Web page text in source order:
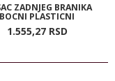
ZADNJEG BRANIKA
BOCNI PLASTICNI
1.555,27 RSD